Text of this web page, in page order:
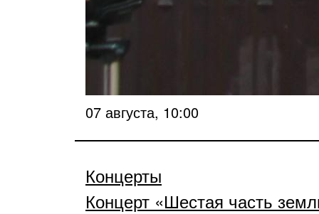
07 августа, 10:00
Концерты
Концерт «Шестая часть